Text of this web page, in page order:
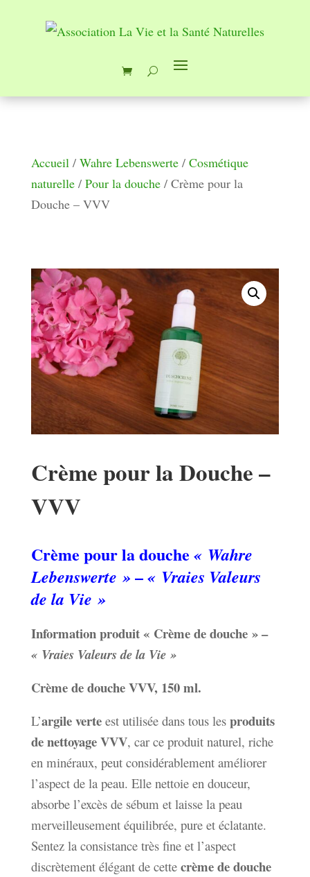
Accueil/ Wahre Lebenswerte/ Cosmétique
naturelle/ Pour la douche/ Crème pour la
Douche – VVV
Crème pour la Douche –
VVV
Crème pour la douche « Wahre
Lebenswerte » –« Vraies Valeurs
de la Vie »
Information produit« Crème de douche » –
« Vraies Valeurs de la Vie »
Crème de douche VVV, 150 ml.
L’argile verteest utilisée dans tous les produits
de nettoyage VVV, car ce produit naturel, riche
en minéraux, peut considérablement améliorer
l’aspect de la peau. Elle nettoie en douceur,
absorbe l’excès de sébum et laisse la peau
merveilleusement équilibrée, pure et éclatante.
Sentez la consistance très fine et l’aspect
discrètement élégant de cette crème de douche